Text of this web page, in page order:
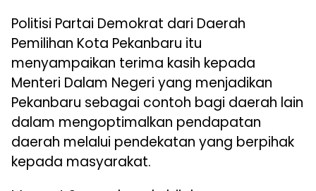
Politisi Partai Demokrat dari Daerah
Pemilihan Kota Pekanbaru itu
menyampaikan terima kasih kepada
Menteri Dalam Negeri yang menjadikan
Pekanbaru sebagai contoh bagi daerah lain
dalam mengoptimalkan pendapatan
daerah melalui pendekatan yang berpihak
kepada masyarakat.